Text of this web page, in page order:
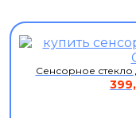
Сенсорное стекло